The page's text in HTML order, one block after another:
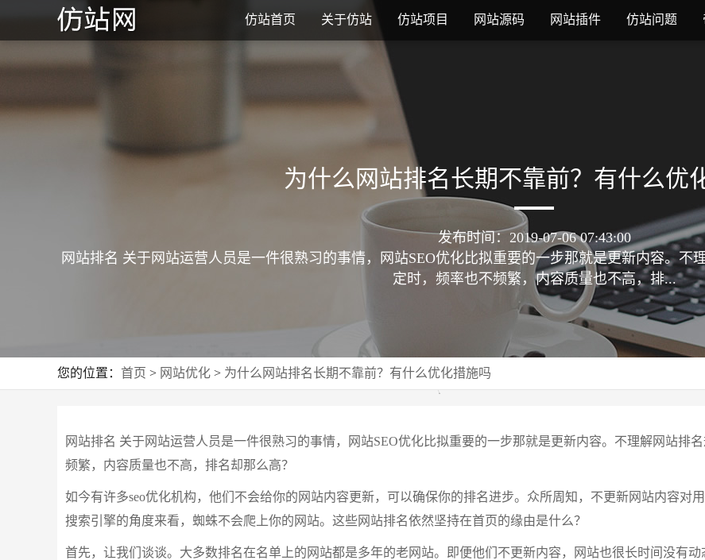
仿站首页 关于仿站 仿站项目 网站源码 网站插件 仿站问题
为什么网站排名长期不靠前？有什么优
发布时间：2019-07-06 07:43:00
网站排名 关于网站运营人员是一件很熟习的事情，网站SEO优化比拟重要的一步那就是更新内容。不
定时，频率也不频繁，内容质量也不高，排...
您的位置： 首页 > 网站优化 > 为什么网站排名长期不靠前？有什么优化措施吗
网站排名 关于网站运营人员是一件很熟习的事情，网站SEO优化比拟重要的一步那就是更新内容。不理解网站排
频繁，内容质量也不高，排名却那么高？
如今有许多seo优化机构，他们不会给你的网站内容更新，可以确保你的排名进步。众所周知，不更新网站内容对
搜索引擎的角度来看，蜘蛛不会爬上你的网站。这些网站排名依然坚持在首页的缘由是什么？
首先，让我们谈谈。大多数排名在名单上的网站都是多年的老网站。即便他们不更新内容，网站也很长时间没有